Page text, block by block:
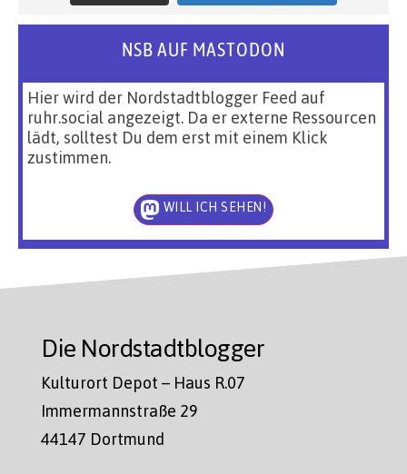
NSB AUF MASTODON
Hier wird der Nordstadtblogger Feed auf
ruhr.social angezeigt. Da er externe Ressourcen
lädt, solltest Du dem erst mit einem Klick
zustimmen.
WILL ICH SEHEN!
Die Nordstadtblogger
Kulturort Depot – Haus R.07
Immermannstraße 29
44147 Dortmund